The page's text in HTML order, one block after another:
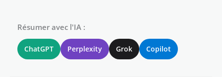
Résumer avec l'IA :
ChatGPT Perplexity Grok Copilot